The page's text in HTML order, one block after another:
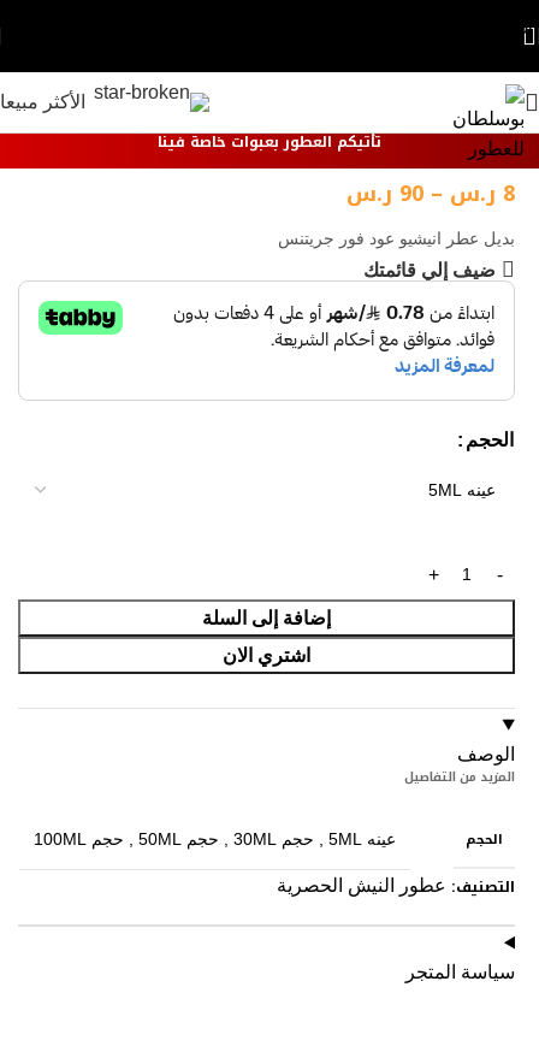
Skip to navigation
الأكثر مبيعا
تأتيكم العطور بعبوات خاصة فينا
بديل عطر انيشيو عود فور جريتنس
8 ر.س –
90 ر.س
ضيف إلي قائمتك
الحجم
إضافة إلى السلة
اشتري الان
الوصف
المزيد من التفاصيل
الحجم عينه 5ML , حجم 30ML , حجم 50ML , حجم 100ML
التصنيف: عطور النيش الحصرية
سياسة المتجر